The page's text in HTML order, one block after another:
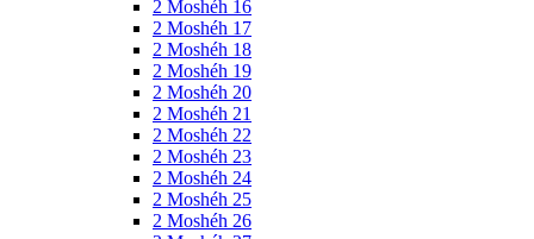
2 Moshéh 16
2 Moshéh 17
2 Moshéh 18
2 Moshéh 19
2 Moshéh 20
2 Moshéh 21
2 Moshéh 22
2 Moshéh 23
2 Moshéh 24
2 Moshéh 25
2 Moshéh 26